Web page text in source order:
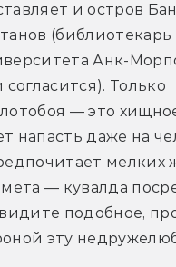
и остров
(библиотекарь
Анк-
Только
— это
напасть даже на
мелких
— кувалда
подобное,
эту